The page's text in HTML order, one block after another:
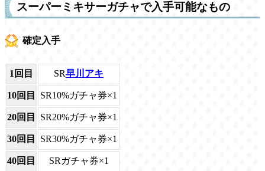
スーパーミキサーガチャで入手可能なもの
確定入手
1回目 SR早川アキ
10回目 SR10%ガチャ券×1
20回目 SR20%ガチャ券×1
30回目 SR30%ガチャ券×1
40回目 SRガチャ券×1